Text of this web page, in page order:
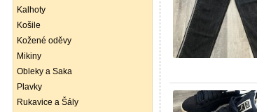
Kalhoty
Košile
Kožené oděvy
Mikiny
Obleky a Saka
Plavky
Rukavice a Šály